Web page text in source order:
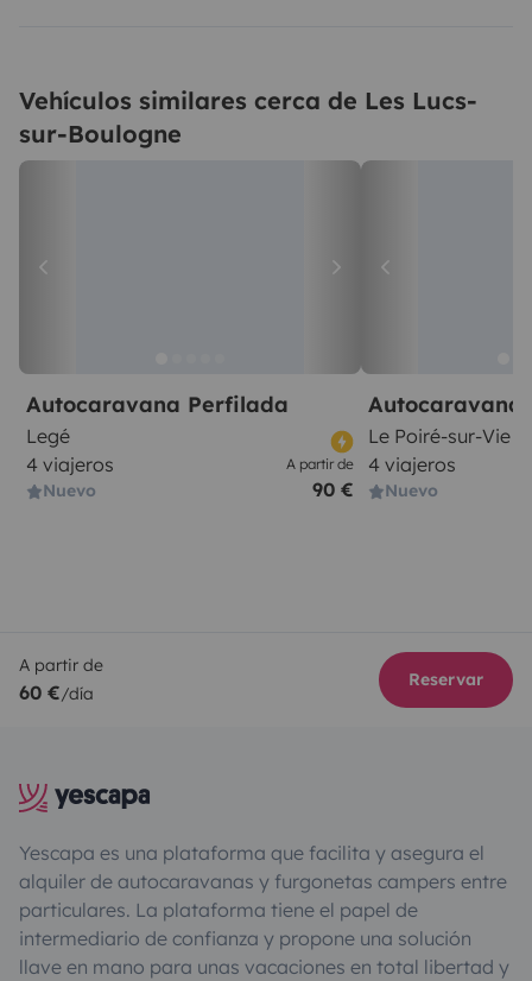
Vehículos similares cerca de Les Lucs-
sur-Boulogne
Autocaravana Perfilada
Legé
4 viajeros
Nuevo
A partir de
90 €
Autocaravana
Le Poiré-sur-Vie
4 viajeros
Nuevo
A partir de
60 €/día
Reservar
Yescapa es una plataforma que facilita y asegura el
alquiler de autocaravanas y furgonetas campers entre
particulares. La plataforma tiene el papel de
intermediario de confianza y propone una solución
llave en mano para unas vacaciones en total libertad y